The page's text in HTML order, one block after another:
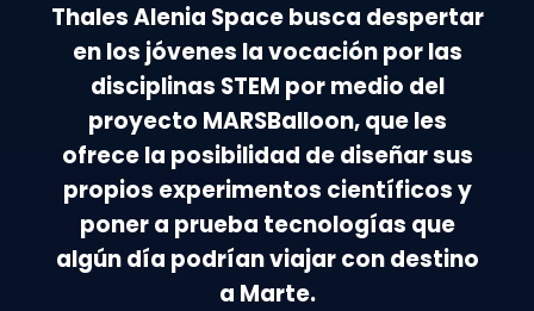
Thales Alenia Space busca despertar
en los jóvenes la vocación por las
disciplinas STEM por medio del
proyecto MARSBalloon, que les
ofrece la posibilidad de diseñar sus
propios experimentos científicos y
poner a prueba tecnologías que
algún día podrían viajar con destino
a Marte.